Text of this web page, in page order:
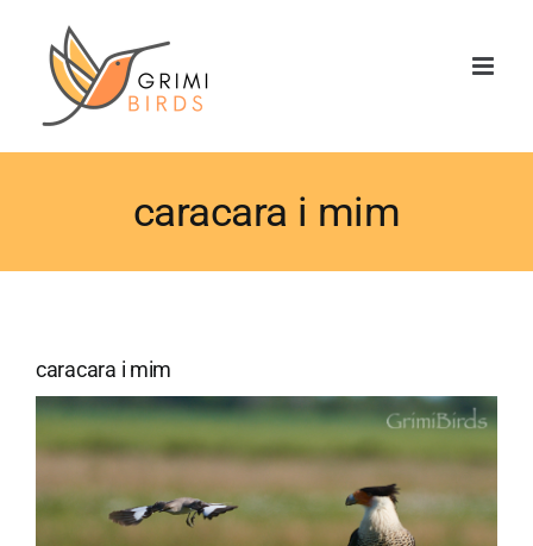
contenido
caracara i mim
caracara i mim